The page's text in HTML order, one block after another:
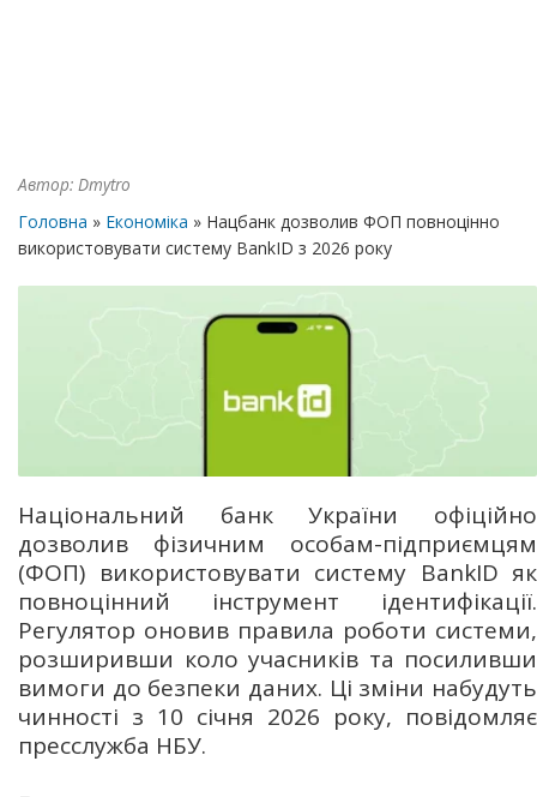
Автор: Dmytro
Головна » Економіка » Нацбанк дозволив ФОП повноцінно
використовувати систему BankID з 2026 року
Національний банк України офіційно
дозволив фізичним особам-підприємцям
(ФОП) використовувати систему BankID як
повноцінний інструмент ідентифікації.
Регулятор оновив правила роботи системи,
розширивши коло учасників та посиливши
вимоги до безпеки даних. Ці зміни набудуть
чинності з 10 січня 2026 року, повідомляє
пресслужба НБУ.